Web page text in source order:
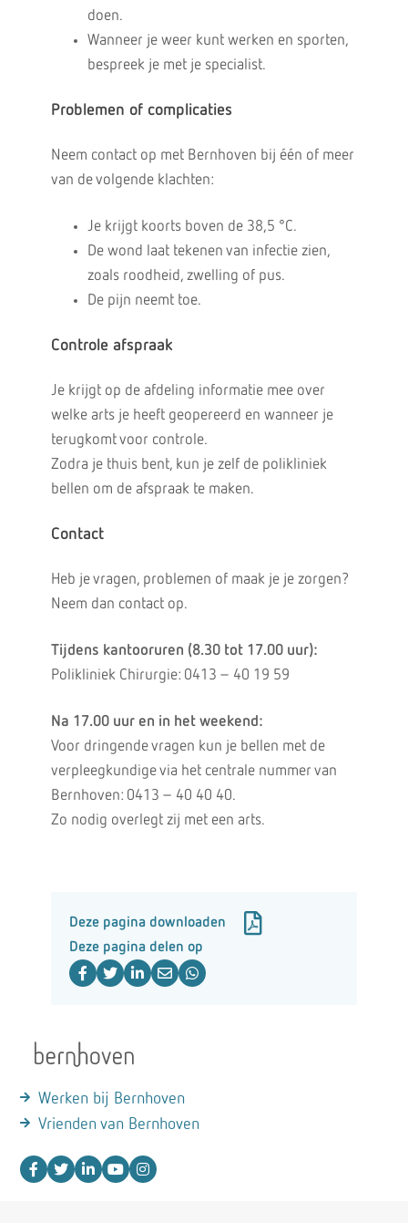
doen.
Wanneer je weer kunt werken en sporten,
bespreek je met je specialist.
Problemen of complicaties
Neem contact op met Bernhoven bij één of meer
van de volgende klachten:
Je krijgt koorts boven de 38,5 °C.
De wond laat tekenen van infectie zien,
zoals roodheid, zwelling of pus.
De pijn neemt toe.
Controle afspraak
Je krijgt op de afdeling informatie mee over
welke arts je heeft geopereerd en wanneer je
terugkomt voor controle.
Zodra je thuis bent, kun je zelf de polikliniek
bellen om de afspraak te maken.
Contact
Heb je vragen, problemen of maak je je zorgen?
Neem dan contact op.
Tijdens kantooruren (8.30 tot 17.00 uur):
Polikliniek Chirurgie: 0413 – 40 19 59
Na 17.00 uur en in het weekend:
Voor dringende vragen kun je bellen met de
verpleegkundige via het centrale nummer van
Bernhoven: 0413 – 40 40 40.
Zo nodig overlegt zij met een arts.
Deze pagina downloaden
Deze pagina delen op
Werken bij Bernhoven
Vrienden van Bernhoven